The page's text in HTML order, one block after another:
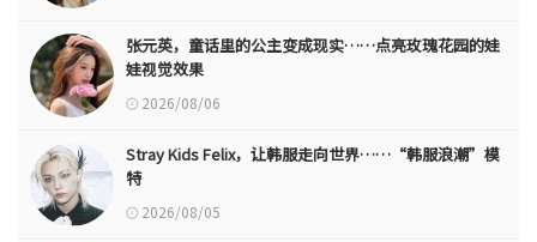
张元英，童话里的公主变成现实……点亮玫瑰花园的娃
娃视觉效果
2026/08/06
Stray Kids Felix，让韩服走向世界……“韩服浪潮”模
特
2026/08/05